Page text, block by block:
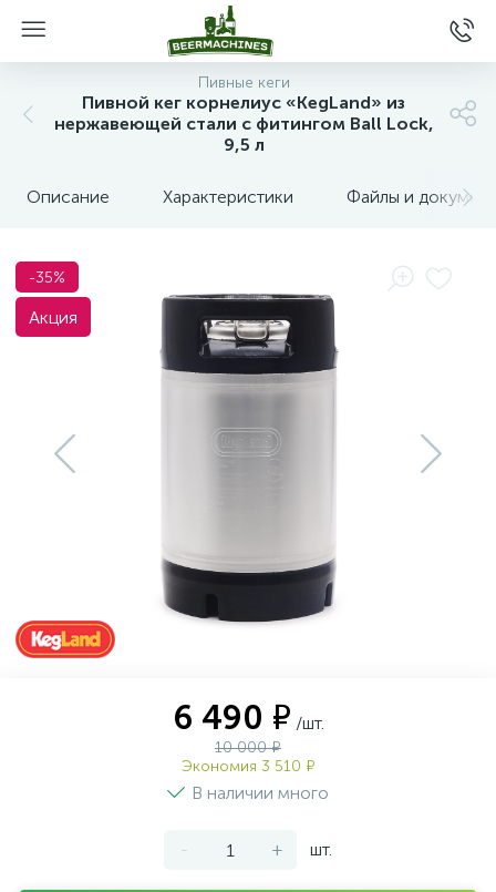
Пивные кеги
Пивной кег корнелиус «KegLand» из
нержавеющей стали с фитингом Ball Lock,
9,5 л
Описание Характеристики Файлы и
-35%
Акция
6 490 ₽ /шт.
10 000 ₽
Экономия 3 510 ₽
В наличии много
- + шт.